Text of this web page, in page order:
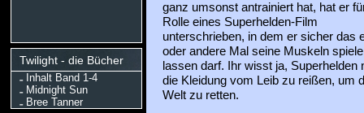
Twilight - die Bücher
Inhalt Band 1-4
Midnight Sun
Bree Tanner
ganz umsonst antrainiert hat, hat er
Rolle eines Superhelden-Film
unterschrieben, in dem er sicher das
oder andere Mal seine Muskeln
lassen darf. Ihr wisst ja, Superhelden
die Kleidung vom Leib zu reißen, um
Welt zu retten.